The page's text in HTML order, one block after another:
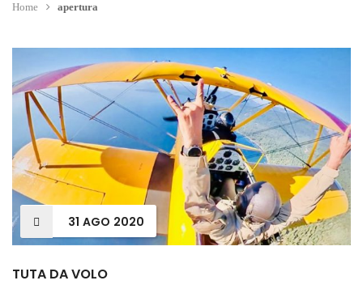
Home apertura
31 AGO 2020
TUTA DA VOLO